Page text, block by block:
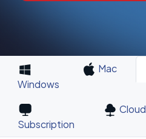
Windows
Mac
Subscription
Cloud